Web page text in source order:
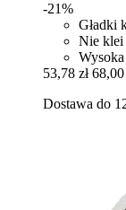
-21%
Gładki
Nie klei
53,78 zł 68,00
Dostawa do